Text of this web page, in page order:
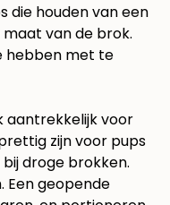
die houden van een
maat van de brok.
hebben met te
aantrekkelijk voor
zijn voor pups
droge brokken.
Een geopende